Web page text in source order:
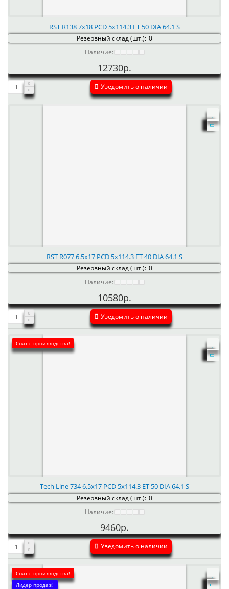
RST R138 7x18 PCD 5x114.3 ET 50 DIA 64.1 S
Резервный склад (шт.): 0
Наличие:
12730р.
Уведомить о наличии
RST R077 6.5x17 PCD 5x114.3 ET 40 DIA 64.1 S
Резервный склад (шт.): 0
Наличие:
10580р.
Уведомить о наличии
Снят с производства!
Tech Line 734 6.5x17 PCD 5x114.3 ET 50 DIA 64.1 S
Резервный склад (шт.): 0
Наличие:
9460р.
Уведомить о наличии
Снят с производства!
Лидер продаж!